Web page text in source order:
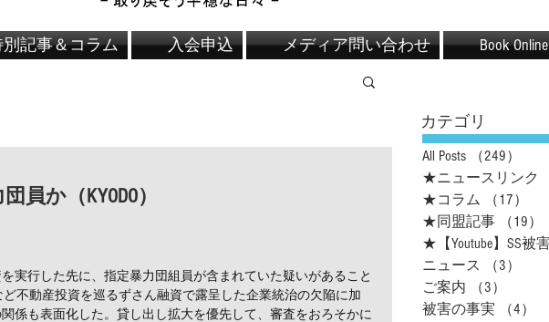
別記事＆コラム 入会申込 メディア問い合わせ Book Online
か（KYODO）
実行した先に、指定暴力団組員が含まれていた疑いがあること
不動産投資を巡るずさん融資で露呈した企業統治の欠陥に加
係も表面化した。貸し出し拡大を優先して、審査をおろそかに
カテゴリ
All Posts （249）
★ニュースリンク
★コラム
（17）
★同盟記事
（19）
ニュース
（3）
ご案内
（3）
被害の事実
（4）